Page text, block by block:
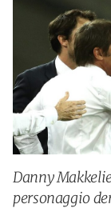
Danny
personaggio